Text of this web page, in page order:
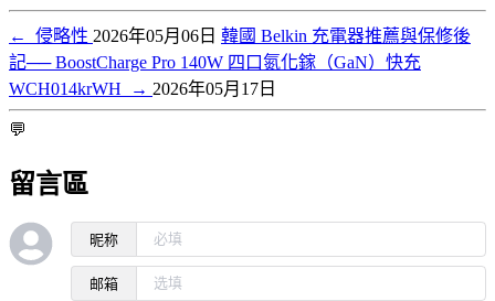
← 侵略性 2026年05月06日 韓國 Belkin 充電器推薦與保修後
記── BoostCharge Pro 140W 四口氮化鎵（GaN）快充
WCH014krWH
→ 2026年05月17日
💬
留言區
昵称
邮箱